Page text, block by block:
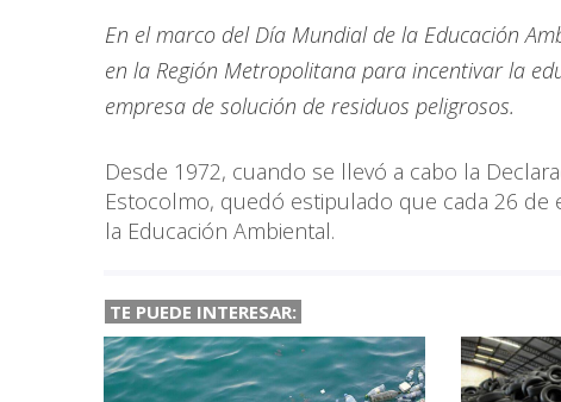
En el marco del Día Mundial de la Educación
en la Región Metropolitana para incentivar la
empresa de solución de residuos peligrosos.
Desde 1972, cuando se llevó a cabo la
Estocolmo, quedó estipulado que cada 26
la Educación Ambiental.
TE PUEDE INTERESAR: